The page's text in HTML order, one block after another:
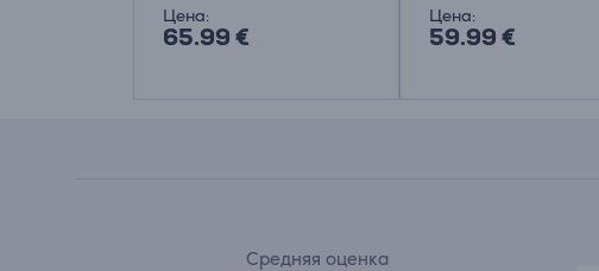
Цена:
65.99 €
Цена:
59.99 €
Средняя оценка